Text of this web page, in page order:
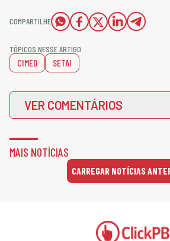
COMPARTILHE
TÓPICOS NESSE ARTIGO:
CIMED SETAI
VER COMENTÁRIOS
MAIS NOTÍCIAS
CARREGAR NOTÍCIAS